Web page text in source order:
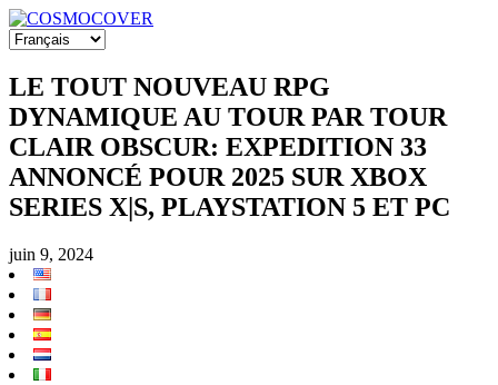
LE TOUT NOUVEAU RPG
DYNAMIQUE AU TOUR PAR TOUR
CLAIR OBSCUR: EXPEDITION 33
ANNONCÉ POUR 2025 SUR XBOX
SERIES X|S, PLAYSTATION 5 ET PC
juin 9, 2024